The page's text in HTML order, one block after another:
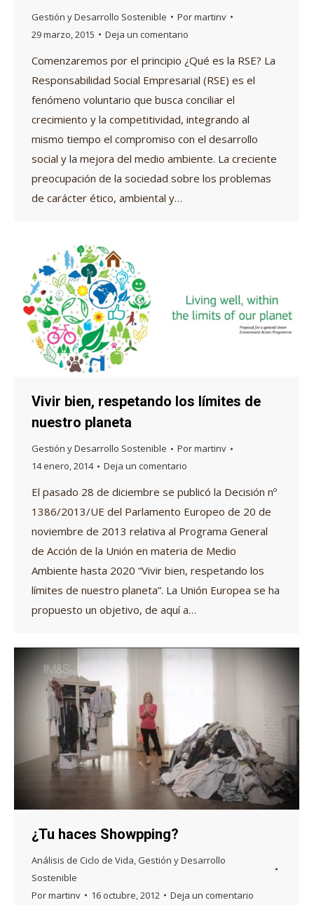
Gestión y Desarrollo Sostenible Pormartinv
29 marzo, 2015
Deja un comentario
Comenzaremos por el principio ¿Qué es la RSE? La
Responsabilidad Social Empresarial (RSE) es el
fenómeno voluntario que busca conciliar el
crecimiento y la competitividad, integrando al
mismo tiempo el compromiso con el desarrollo
social y la mejora del medio ambiente. La creciente
preocupación de la sociedad sobre los problemas
de carácter ético, ambiental y…
Vivir bien, respetando los límites de
nuestro planeta
Gestión y Desarrollo Sostenible Pormartinv
14 enero, 2014
Deja un comentario
El pasado 28 de diciembre se publicó la Decisión nº
1386/2013/UE del Parlamento Europeo de 20 de
noviembre de 2013 relativa al Programa General
de Acción de la Unión en materia de Medio
Ambiente hasta 2020 “Vivir bien, respetando los
límites de nuestro planeta”. La Unión Europea se ha
propuesto un objetivo, de aquí a…
¿Tu haces Showpping?
Análisis de Ciclo de Vida Gestión y Desarrollo
Sostenible
Pormartinv 16 octubre, 2012 Deja un comentario